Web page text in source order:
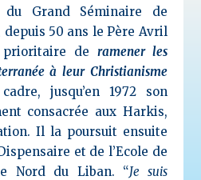
Grand Séminaire de
depuis 50 ans le Père Avril
prioritaire de ramener les
à leur Christianisme
jusqu’en 1972 son
consacrée aux Harkis,
Il la poursuit ensuite
et de l’Ecole de
Nord du Liban. “Je suis